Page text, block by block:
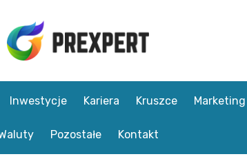
Inwestycje Kariera Kruszce Marketing
Pozostałe Kontakt